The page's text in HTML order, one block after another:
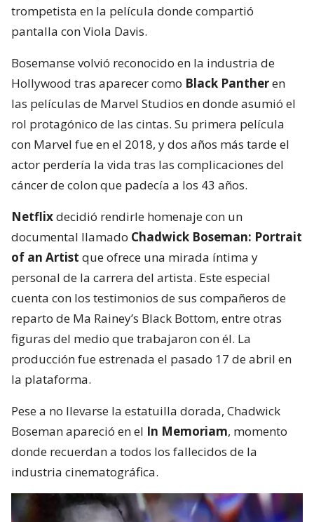
trompetista en la película donde compartió
pantalla con Viola Davis.
Bosemanse volvió reconocido en la industria de
Hollywood tras aparecer como Black Pantheren
las películas de Marvel Studios en donde asumió el
rol protagónico de las cintas. Su primera película
con Marvel fue en el 2018, y dos años más tarde el
actor perdería la vida tras las complicaciones del
cáncer de colon que padecía a los 43 años.
Netflixdecidió rendirle homenaje con un
documental llamado Chadwick Boseman: Portrait
of an Artist que ofrece una mirada íntima y
personal de la carrera del artista. Este especial
cuenta con los testimonios de sus compañeros de
reparto de Ma Rainey’s Black Bottom, entre otras
figuras del medio que trabajaron con él. La
producción fue estrenada el pasado 17 de abril en
la plataforma.
Pese a no llevarse la estatuilla dorada, Chadwick
Boseman apareció en el In Memoriam, momento
donde recuerdan a todos los fallecidos de la
industria cinematográfica.